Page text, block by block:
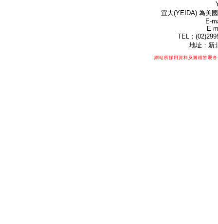
宜大(YEIDA) 為美
E-
E-
TEL：
地址：新
網站所採用資料及圖檔皆屬